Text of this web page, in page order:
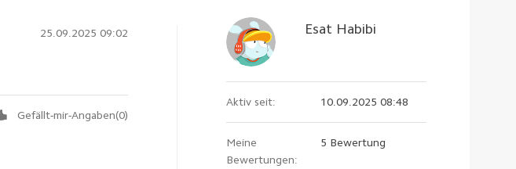
25.09.2025 09:02
Gefällt-mir-Angaben(0)
Esat Habibi
Aktiv seit: 10.09.2025 08:48
Meine
Bewertungen:
5 Bewertung